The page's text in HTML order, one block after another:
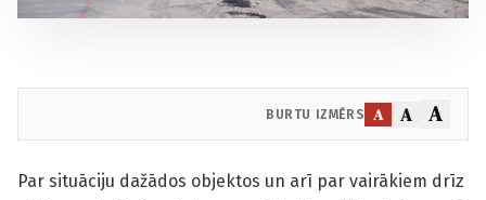
BURTU IZMĒRS A A A
Par situāciju dažādos objektos un arī par vairākiem drīz